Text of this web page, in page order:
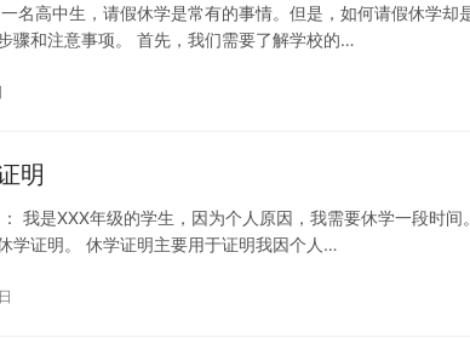
名高中生，请假休学是常有的事情。但是，如何请假休学
骤和注意事项。 首先，我们需要了解学校的…
明
我是XXX年级的学生，因为个人原因，我需要休学一段时
学证明。 休学证明主要用于证明我因个人…